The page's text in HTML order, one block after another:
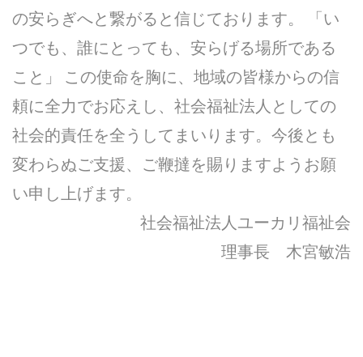
の安らぎへと繋がると信じております。 「い
つでも、誰にとっても、安らげる場所である
こと」 この使命を胸に、地域の皆様からの信
頼に全力でお応えし、社会福祉法人としての
社会的責任を全うしてまいります。今後とも
変わらぬご支援、ご鞭撻を賜りますようお願
い申し上げます。
社会福祉法人ユーカリ福祉会
理事長 木宮敏浩